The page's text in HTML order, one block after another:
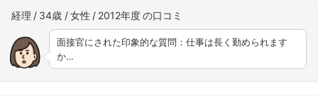
経理 34歳 女性 2012年度
面接官にされた印象的な質問：仕事は長く勤められます
か…